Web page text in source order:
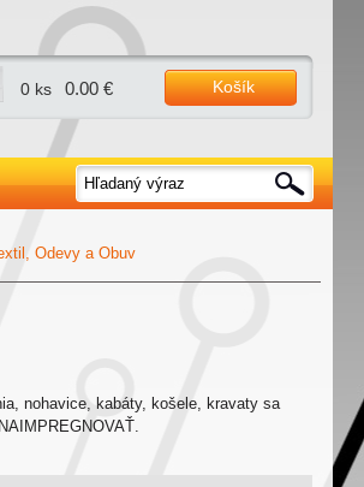
0 ks 0.00 € Košík
Odevy a Obuv
nohavice, kabáty, košele, kravaty sa